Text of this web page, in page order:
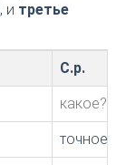
, и третье
С.р.
какое?
точное